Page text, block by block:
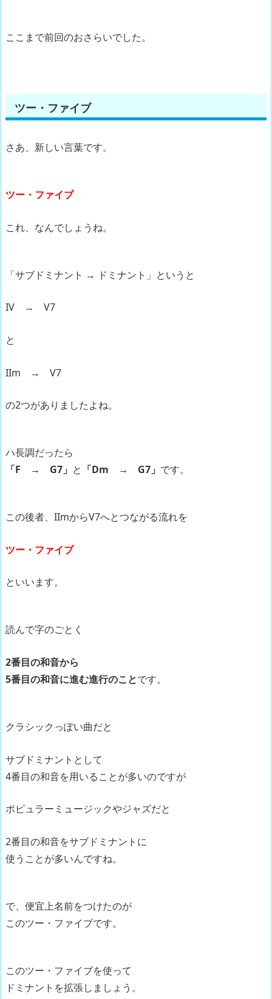
ここまで前回のおさらいでした。
ツー・ファイブ
さあ、新しい言葉です。
ツー・ファイブ
これ、なんでしょうね。
「サブドミナント → ドミナント」というと
IV → V7
と
IIm → V7
の2つがありましたよね。
ハ長調だったら
「F → G7」 と 「Dm → G7」 です。
この後者、IImからV7へとつながる流れを
ツー・ファイブ
といいます。
読んで字のごとく
2番目の和音から
5番目の和音に進む進行のことです。
クラシックっぽい曲だと
サブドミナントとして
4番目の和音を用いることが多いのですが
ポピュラーミュージックやジャズだと
2番目の和音をサブドミナントに
使うことが多いんですね。
で、便宜上名前をつけたのが
このツー・ファイブです。
このツー・ファイブを使って
ドミナントを拡張しましょう。